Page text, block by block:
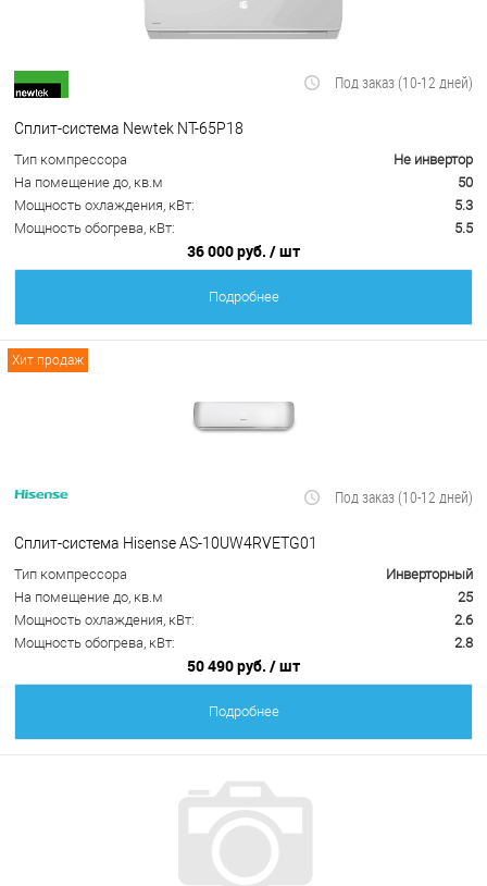
Под заказ (10-12 дней)
Сплит-система Newtek NT-65P18
Тип компрессора
Не инвертор
На помещение до, кв.м
50
Мощность охлаждения, кВт:
5.3
Мощность обогрева, кВт:
5.5
36 000 руб. / шт
Подробнее
Хит продаж
Под заказ (10-12 дней)
Сплит-система Hisense AS-10UW4RVETG01
Тип компрессора
Инверторный
На помещение до, кв.м
25
Мощность охлаждения, кВт:
2.6
Мощность обогрева, кВт:
2.8
50 490 руб. / шт
Подробнее